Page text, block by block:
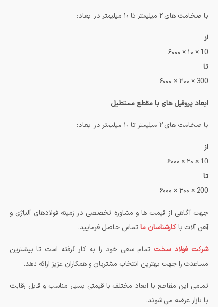
با ضخامت های ۲ میلیمتر تا ۱۰ میلیمتر در ابعاد:
از
10 × ۱۰ × ۶۰۰۰
تا
300 × ۳۰۰ × ۶۰۰۰
ابعاد پروفیل های با مقطع مستطیل
با ضخامت های ۲ میلیمتر تا ۱۰ میلیمتر در ابعاد:
از
10 × ۲۰ × ۶۰۰۰
تا
200 × ۳۰۰ × ۶۰۰۰
جهت آگاهی از قیمت ها و مشاوره تخصصی در زمینه فولادهای آلیاژی و
آهن آلات باکارشناسان ماتماس حاصل فرمایید.
شرکت فولاد سخت تمام سعی خود را به کار گرفته است تا بیشترین
مساعدت را جهت بهترین انتخاب مشتریان و همکاران عزیز ارائه دهد.
تمامی این مقاطع با ابعاد مختلف با قیمتی بسیار مناسب و قابل رقابت
با بازار عرضه می شوند.